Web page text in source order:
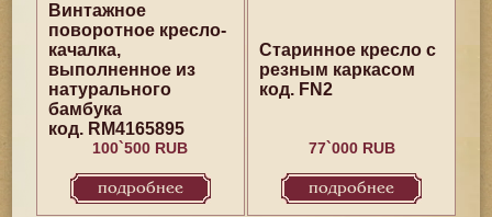
Винтажное
поворотное кресло-
качалка,
выполненное из
натурального
бамбука
код. RM4165895
100`500 RUB
подробнее
Старинное кресло с
резным каркасом
код. FN2
77`000 RUB
подробнее